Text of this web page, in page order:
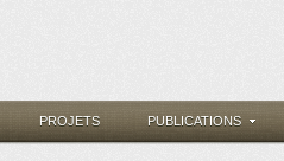
PROJETS PUBLICATIONS